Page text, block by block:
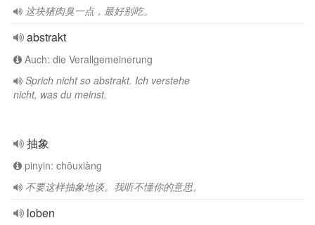
这块猪肉臭一点，最好别吃。
abstrakt
Auch: die Verallgemeinerung
Sprich nicht so abstrakt. Ich verstehe
nicht, was du meinst.
抽象
pinyin: chōuxiàng
不要这样抽象地谈。我听不懂你的意思。
loben